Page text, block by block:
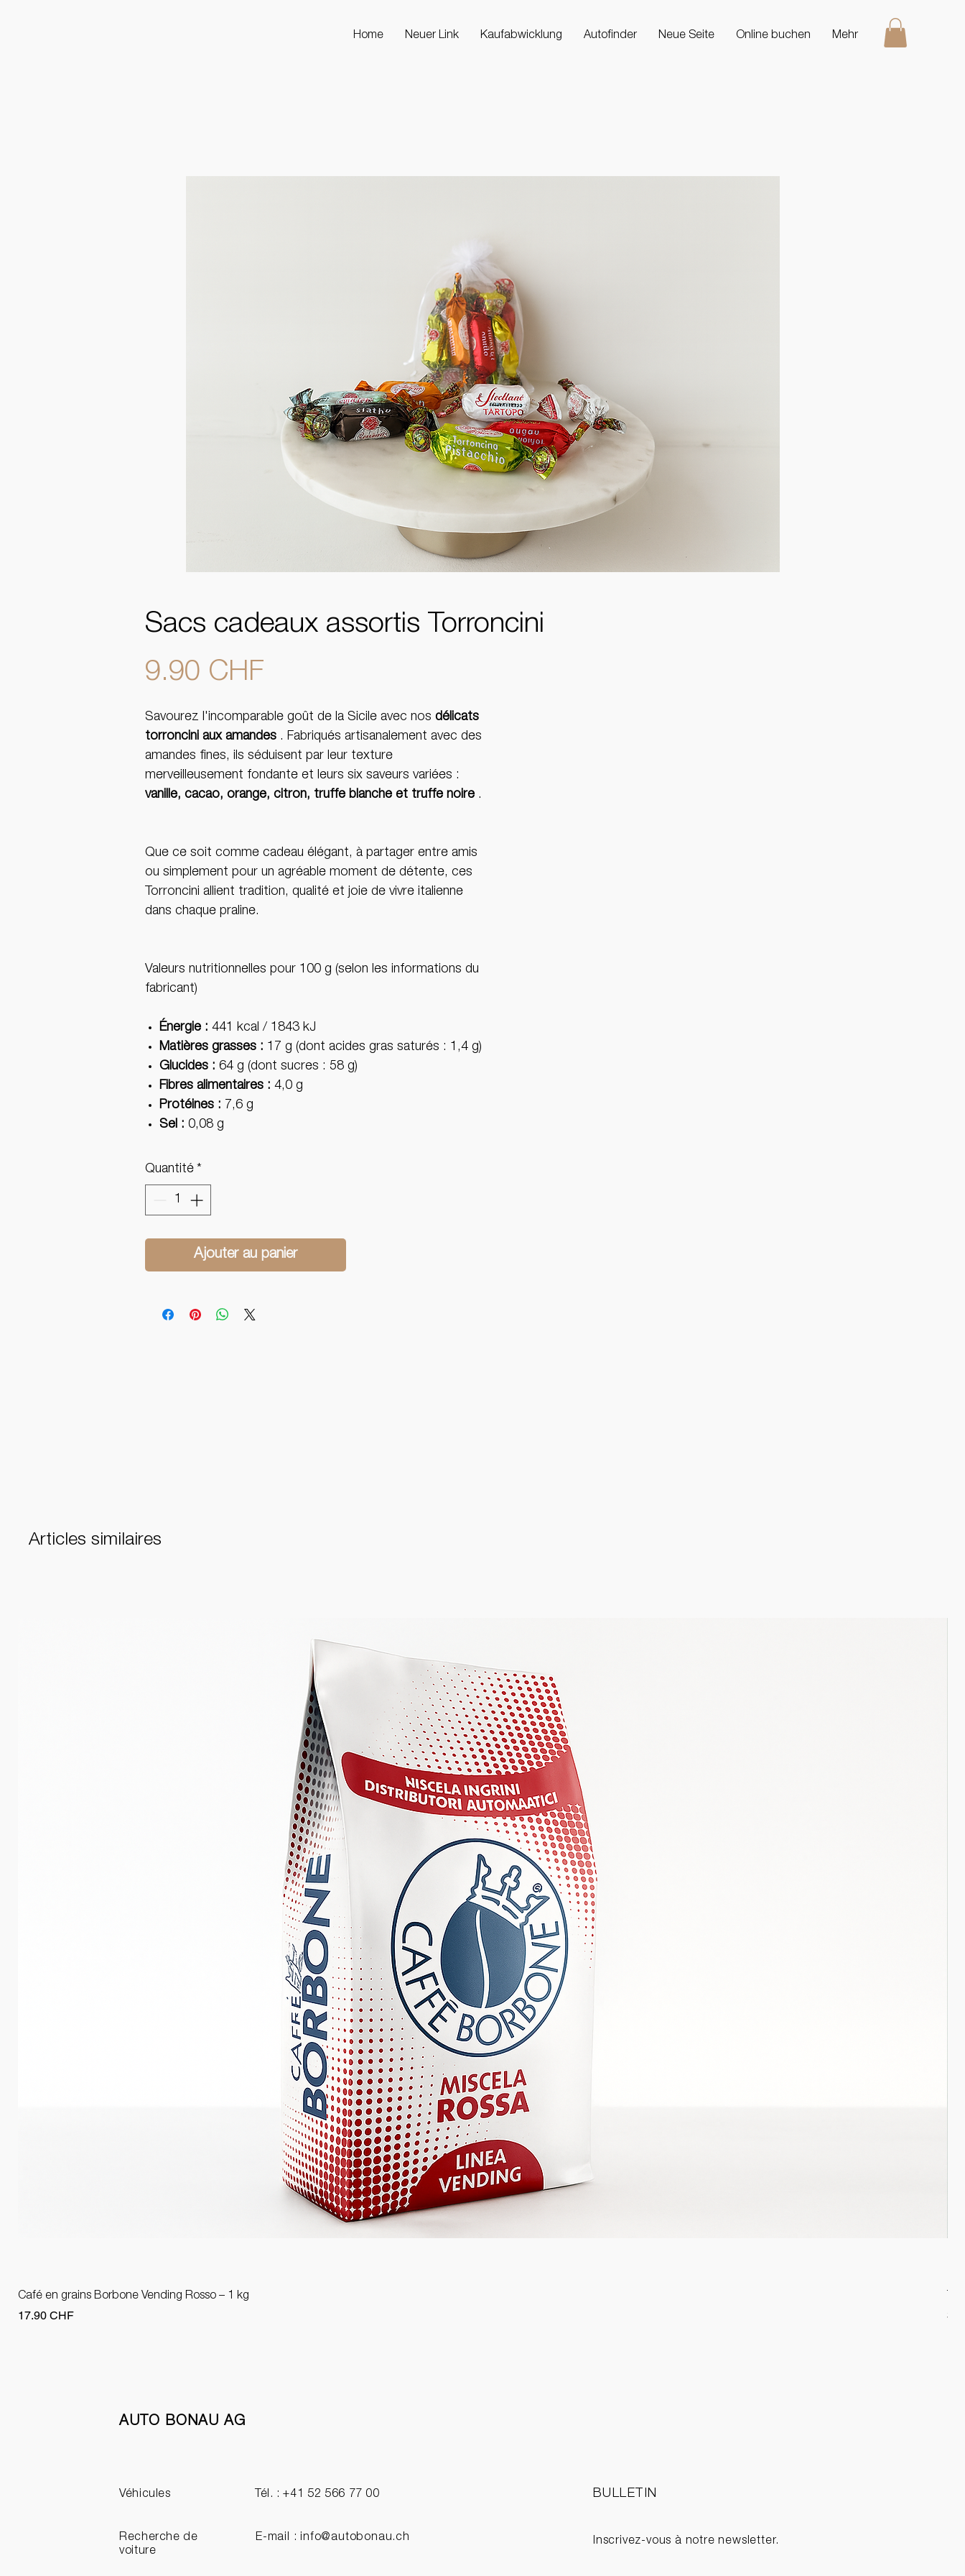
Home Neuer Link Kaufabwicklung Autofinder Neue Seite Online buchen Mehr
Sacs cadeaux assortis Torroncini
9.90 CHF
Savourez l'incomparable goût de la Sicile avec nos délicats
torroncini aux amandes . Fabriqués artisanalement avec des
amandes fines, ils séduisent par leur texture
merveilleusement fondante et leurs six saveurs variées :
vanille, cacao, orange, citron, truffe blanche et truffe noire .
Que ce soit comme cadeau élégant, à partager entre amis
ou simplement pour un agréable moment de détente, ces
Torroncini allient tradition, qualité et joie de vivre italienne
dans chaque praline.
Valeurs nutritionnelles pour 100 g (selon les informations du
fabricant)
Énergie : 441 kcal / 1843 kJ
Matières grasses : 17 g (dont acides gras saturés : 1,4 g)
Glucides : 64 g (dont sucres : 58 g)
Fibres alimentaires : 4,0 g
Protéines : 7,6 g
Sel : 0,08 g
Quantité *
Ajouter au panier
Articles similaires
Café en grains Borbone Vending Rosso – 1 kg
Prix
17.90 CHF
AUTO BONAU AG
Véhicules
Recherche de
voiture
Tél. : +41 52 566 77 00
E-mail :info@autobonau.ch
BULLETIN
Inscrivez-vous à notre newsletter.